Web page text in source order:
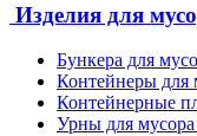
Изделия для
Бункера для
Контейнеры для
Контейнерные
Урны для